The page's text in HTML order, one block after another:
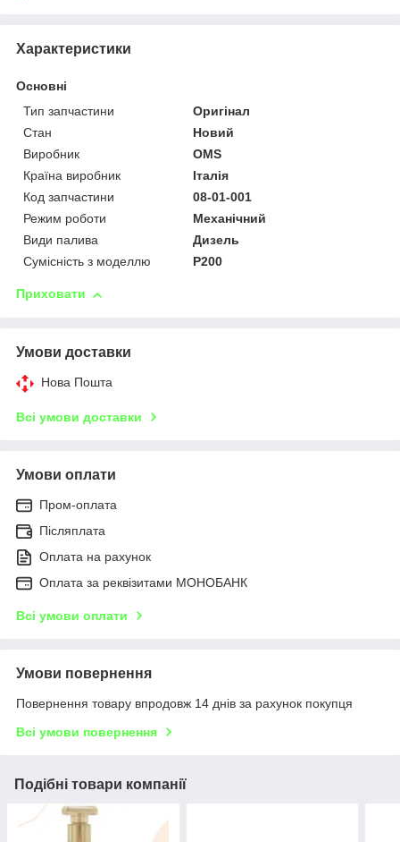
Характеристики
Основні
Тип запчастини
Оригінал
Стан
Новий
Виробник
OMS
Країна виробник
Італія
Код запчастини
08-01-001
Режим роботи
Механічний
Види палива
Дизель
Сумісність з моделлю
P200
Приховати
Умови доставки
Нова Пошта
Всі умови доставки
Умови оплати
Пром-оплата
Післяплата
Оплата на рахунок
Оплата за реквізитами МОНОБАНК
Всі умови оплати
Умови повернення
Повернення товару впродовж 14 днів за рахунок покупця
Всі умови повернення
Подібні товари компанії